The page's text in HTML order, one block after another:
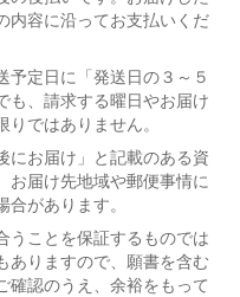
内容に沿ってお支払いくだ
予定日に「発送日の３～５
も、請求する曜日やお届け
ではありません。
にお届け」と記載のある資
お届け先地域や郵便事情に
があります。
うことを保証するものでは
ありますので、願書を含む
確認のうえ、余裕をもって